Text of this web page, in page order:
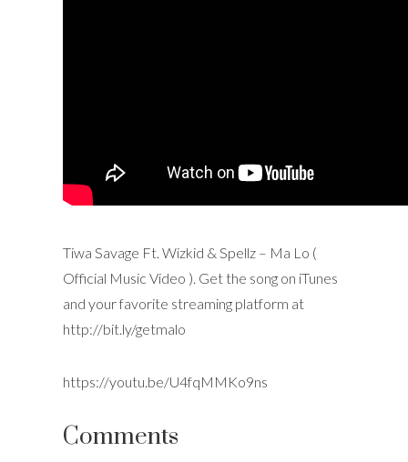
Tiwa Savage Ft. Wizkid & Spellz – Ma Lo (
Official Music Video ). Get the song on iTunes
and your favorite streaming platform at
http://bit.ly/getmalo
https://youtu.be/U4fqMMKo9ns
Comments